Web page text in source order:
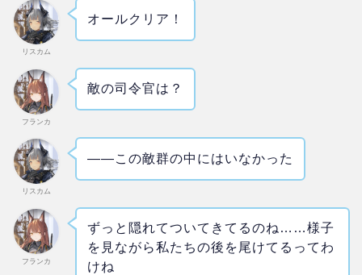
リスカム
オールクリア！
フランカ
敵の司令官は？
リスカム
――この敵群の中にはいなかった
フランカ
ずっと隠れてついてきてるのね……様子
を見ながら私たちの後を尾けてるってわ
けね